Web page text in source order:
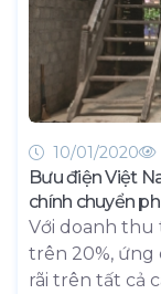
10/01/2020
Bưu điện Việt
chính chuyển
Với doanh thu
trên 20%,
rãi trên tất cả